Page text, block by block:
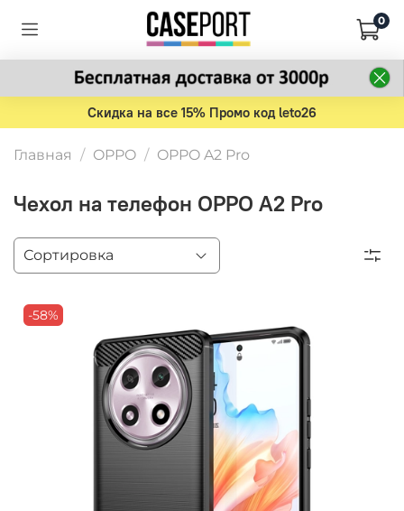
0
Скидка на все 15% Промо код leto26
Главная OPPO OPPO A2 Pro
Чехол на телефон OPPO A2 Pro
-58%